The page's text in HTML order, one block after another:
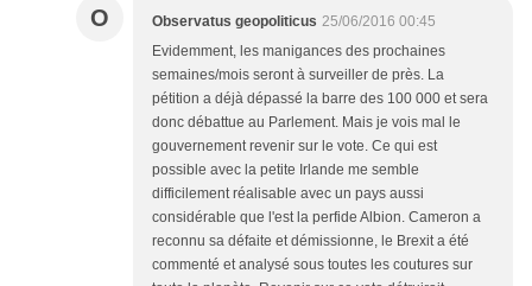
O Observatus geopoliticus 25/06/2016 00:45
Evidemment, les manigances des prochaines
semaines/mois seront à surveiller de près. La
pétition a déjà dépassé la barre des 100 000 et sera
donc débattue au Parlement. Mais je vois mal le
gouvernement revenir sur le vote. Ce qui est
possible avec la petite Irlande me semble
difficilement réalisable avec un pays aussi
considérable que l'est la perfide Albion. Cameron a
reconnu sa défaite et démissionne, le Brexit a été
commenté et analysé sous toutes les coutures sur